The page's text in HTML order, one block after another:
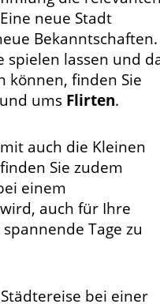
neue Stadt
Bekanntschaften.
spielen lassen und
können, finden Sie
ums Flirten.
auch die Kleinen
Sie zudem
einem
auch für Ihre
Tage zu
bei einer